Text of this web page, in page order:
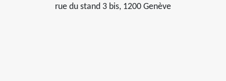
rue du stand 3 bis, 1200 Genève